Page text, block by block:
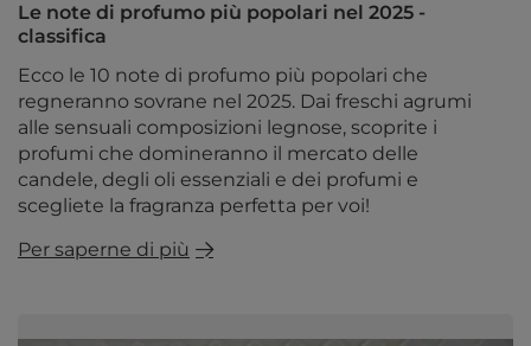
Le note di profumo più popolari nel 2025 -
classifica
Ecco le 10 note di profumo più popolari che
regneranno sovrane nel 2025. Dai freschi agrumi
alle sensuali composizioni legnose, scoprite i
profumi che domineranno il mercato delle
candele, degli oli essenziali e dei profumi e
scegliete la fragranza perfetta per voi!
Per saperne di più